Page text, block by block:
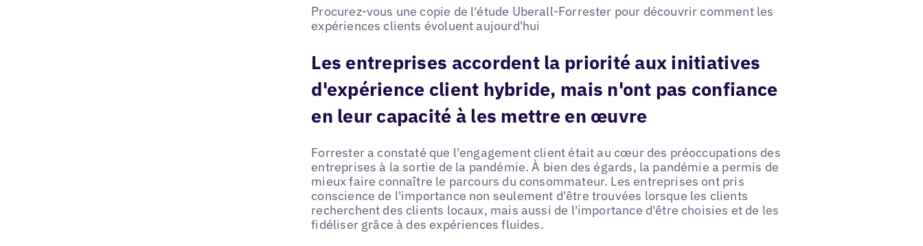
Procurez-vous une copie de l'étude Uberall-Forrester pour découvrir comment les
expériences clients évoluent aujourd'hui
Les entreprises accordent la priorité aux initiatives
d'expérience client hybride, mais n'ont pas confiance
en leur capacité à les mettre en œuvre
Forrester a constaté que l'engagement client était au cœur des préoccupations des
entreprises à la sortie de la pandémie. À bien des égards, la pandémie a permis de
mieux faire connaître le parcours du consommateur. Les entreprises ont pris
conscience de l'importance non seulement d'être trouvées lorsque les clients
recherchent des clients locaux, mais aussi de l'importance d'être choisies et de les
fidéliser grâce à des expériences fluides.